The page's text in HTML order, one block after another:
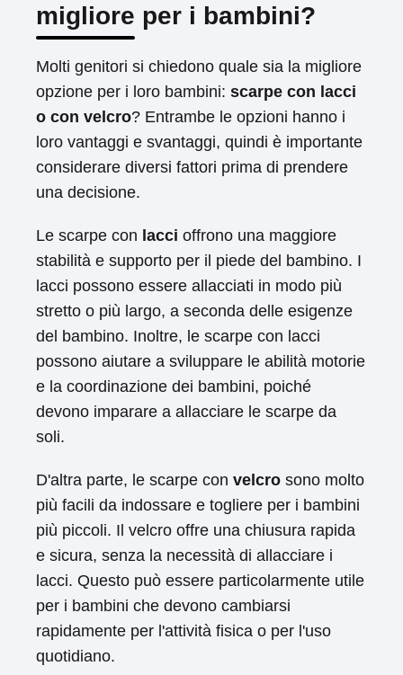
migliore per i bambini?
Molti genitori si chiedono quale sia la migliore
opzione per i loro bambini: scarpe con lacci
o con velcro? Entrambe le opzioni hanno i
loro vantaggi e svantaggi, quindi è importante
considerare diversi fattori prima di prendere
una decisione.
Le scarpe con lacci offrono una maggiore
stabilità e supporto per il piede del bambino. I
lacci possono essere allacciati in modo più
stretto o più largo, a seconda delle esigenze
del bambino. Inoltre, le scarpe con lacci
possono aiutare a sviluppare le abilità motorie
e la coordinazione dei bambini, poiché
devono imparare a allacciare le scarpe da
soli.
D'altra parte, le scarpe con velcro sono molto
più facili da indossare e togliere per i bambini
più piccoli. Il velcro offre una chiusura rapida
e sicura, senza la necessità di allacciare i
lacci. Questo può essere particolarmente utile
per i bambini che devono cambiarsi
rapidamente per l'attività fisica o per l'uso
quotidiano.